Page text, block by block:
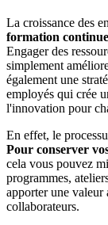
La croissance des
formation
Engager des
simplement
également une
employés qui crée
l'innovation pour
En effet, le
Pour conserver
cela vous pouvez
programmes,
apporter une valeur
collaborateurs.